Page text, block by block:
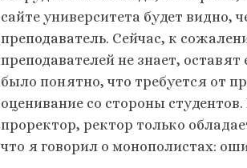
сайте университета будет
преподаватель. Сейчас, к
преподавателей не знает,
было понятно, что требуется от
оценивание со стороны
проректор, ректор только
что я говорил о монополистах: